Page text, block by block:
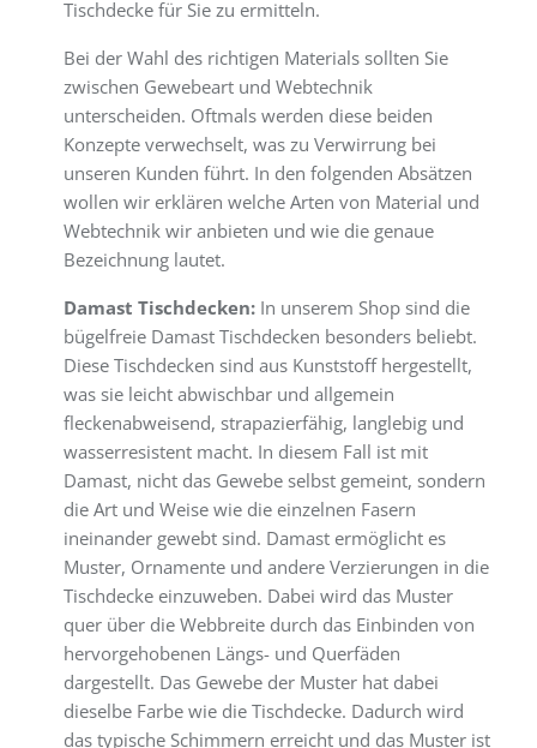
Tischdecke für Sie zu ermitteln.
Bei der Wahl des richtigen Materials sollten Sie
zwischen Gewebeart und Webtechnik
unterscheiden. Oftmals werden diese beiden
Konzepte verwechselt, was zu Verwirrung bei
unseren Kunden führt. In den folgenden Absätzen
wollen wir erklären welche Arten von Material und
Webtechnik wir anbieten und wie die genaue
Bezeichnung lautet.
Damast Tischdecken: In unserem Shop sind die
bügelfreie Damast Tischdecken besonders beliebt.
Diese Tischdecken sind aus Kunststoff hergestellt,
was sie leicht abwischbar und allgemein
fleckenabweisend, strapazierfähig, langlebig und
wasserresistent macht. In diesem Fall ist mit
Damast, nicht das Gewebe selbst gemeint, sondern
die Art und Weise wie die einzelnen Fasern
ineinander gewebt sind. Damast ermöglicht es
Muster, Ornamente und andere Verzierungen in die
Tischdecke einzuweben. Dabei wird das Muster
quer über die Webbreite durch das Einbinden von
hervorgehobenen Längs- und Querfäden
dargestellt. Das Gewebe der Muster hat dabei
dieselbe Farbe wie die Tischdecke. Dadurch wird
das typische Schimmern erreicht und das Muster ist